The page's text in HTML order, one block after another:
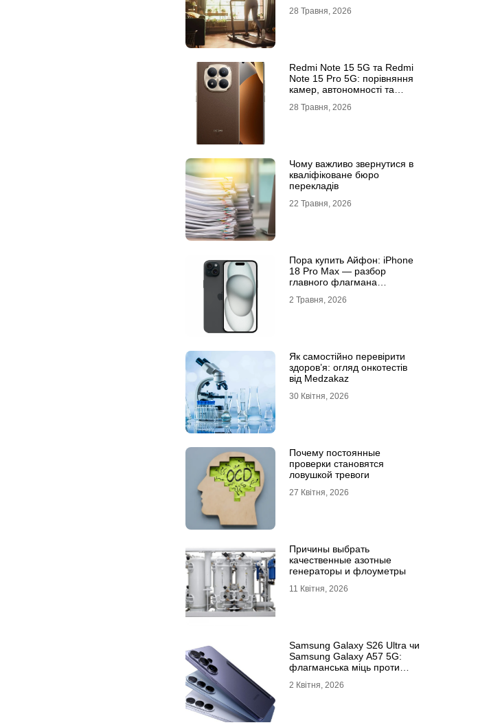
28 Травня, 2026
Redmi Note 15 5G та Redmi
Note 15 Pro 5G: порівняння
камер, автономності та
28 Травня, 2026
Чому важливо звернутися в
кваліфіковане бюро
перекладів
22 Травня, 2026
Пора купить Айфон: iPhone
18 Pro Max — разбор
главного флагмана
2 Травня, 2026
Як самостійно перевірити
здоров’я: огляд онкотестів
від Medzakaz
30 Квітня, 2026
Почему постоянные
проверки становятся
ловушкой тревоги
27 Квітня, 2026
Причины выбрать
качественные азотные
генераторы и флоуметры
11 Квітня, 2026
Samsung Galaxy S26 Ultra чи
Samsung Galaxy A57 5G:
флагманська міць проти
2 Квітня, 2026